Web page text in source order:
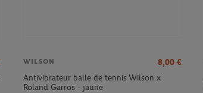
WILSON 8,00 €
Antivibrateur balle de tennis Wilson x
Roland Garros - jaune